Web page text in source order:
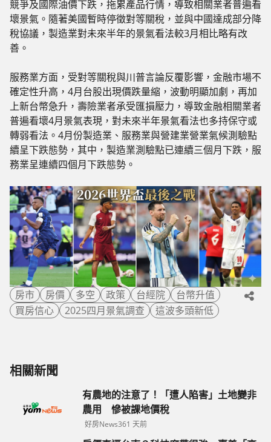
競爭及國際油價下跌，拖累產品行情，導致相關業者普遍看
壞景氣。隨著美國暫時停徵對等關稅，並與中國達成部分降
稅協議，製造業對未來半年的景氣看法較3月相比略有改
善。
服務業方面，受對等關稅與川普言論反覆影響，金融市場不
確定性升高，4月台股出現價跌量縮，波動明顯加劇，再加
上新台幣急升，壽險業者承受匯損壓力，導致金融相關業者
普遍看壞4月景氣表現，對未來半年景氣看法也多持保守或
轉弱看法。4月份製造業、服務業與營建業營業氣候測驗點
續呈下跌態勢，其中，製造業測驗點已連續三個月下跌，服
務業呈連續四個月下跌態勢。
房市 房價 多空 政策 台經院
台幣升值
買房信心
2025四月景氣調查 這波多頭新低
相關新聞
有農地的注意了！「遭人陷害」土地變非
農用 慘被課地價稅
好房News361 天前